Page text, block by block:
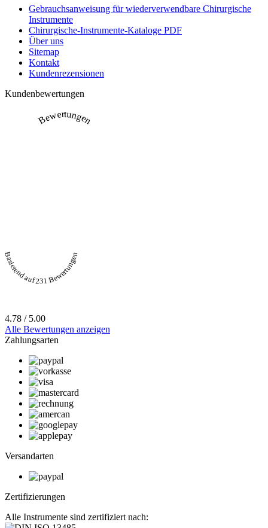
Gebrauchsanweisung für wiederverwendbare Chirurgische
Instrumente
Chirurgische-Instrumente-Kataloge PDF
Über uns
Sitemap
Kontakt
Kundenrezensionen
Kundenbewertungen
Bewertungen
Basierend auf 231 Bewertungen
4.78 / 5.00
Alle Bewertungen anzeigen
Zahlungsarten
Versandarten
Zertifizierungen
Alle Instrumente sind zertifiziert nach: